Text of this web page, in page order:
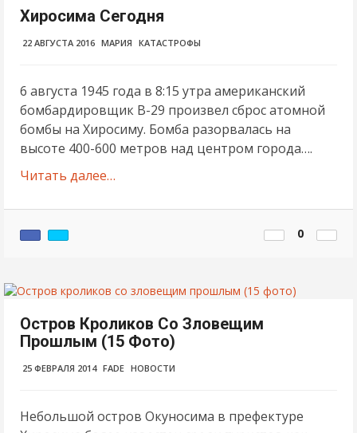
Хиросима Сегодня
22 АВГУСТА 2016 МАРИЯ КАТАСТРОФЫ
6 августа 1945 года в 8:15 утра американский
бомбардировщик B-29 произвел сброс атомной
бомбы на Хиросиму. Бомба разорвалась на
высоте 400-600 метров над центром города….
Читать далее…
0
Остров Кроликов Со Зловещим
Прошлым (15 Фото)
25 ФЕВРАЛЯ 2014 FADE НОВОСТИ
Небольшой остров Окуносима в префектуре